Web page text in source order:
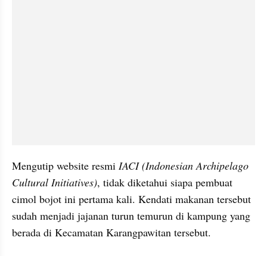
Mengutip website resmi IACI (Indonesian Archipelago
Cultural Initiatives), tidak diketahui siapa pembuat
cimol bojot ini pertama kali. Kendati makanan tersebut
sudah menjadi jajanan turun temurun di kampung yang
berada di Kecamatan Karangpawitan tersebut.